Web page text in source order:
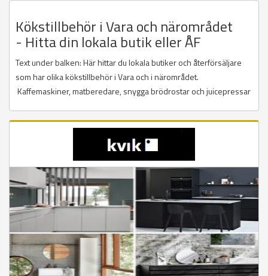
Kökstillbehör i Vara och närområdet
- Hitta din lokala butik eller ÅF
Text under balken: Här hittar du lokala butiker och återförsäljare
som har olika kökstillbehör i Vara och i närområdet.
Kaffemaskiner, matberedare, snygga brödrostar och juicepressar